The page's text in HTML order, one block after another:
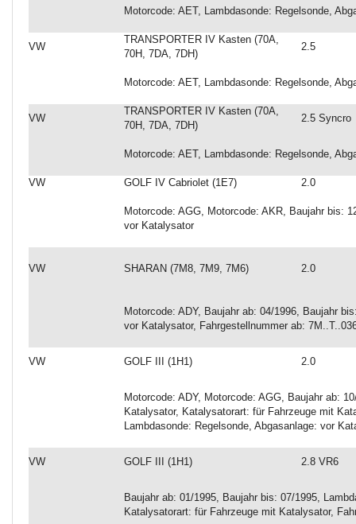
Motorcode: AET, Lambdasonde: Regelsonde,
VW
TRANSPORTER IV Kasten (70A,
70H, 7DA, 7DH)
2.5
Motorcode: AET, Lambdasonde: Regelsonde,
VW
TRANSPORTER IV Kasten (70A,
70H, 7DA, 7DH)
2.5 Syncro
Motorcode: AET, Lambdasonde: Regelsonde,
VW GOLF IV Cabriolet (1E7) 2.0
Motorcode: AGG, Motorcode: AKR, Baujahr bis:
vor Katalysator
VW SHARAN (7M8, 7M9, 7M6) 2.0
Motorcode: ADY, Baujahr ab: 04/1996, Baujahr
vor Katalysator, Fahrgestellnummer ab:
VW GOLF III (1H1) 2.0
Motorcode: ADY, Motorcode: AGG, Baujahr ab:
Katalysator, Katalysatorart: für Fahrzeuge mit
Lambdasonde: Regelsonde, Abgasanlage: vor
VW GOLF III (1H1) 2.8 VR6
Baujahr ab: 01/1995, Baujahr bis: 07/1995,
Katalysatorart: für Fahrzeuge mit Katalysator,